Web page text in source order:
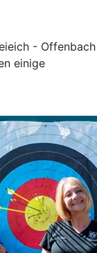
- Offenbach
einige